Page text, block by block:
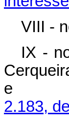
VIII -
IX -
e
2.183,